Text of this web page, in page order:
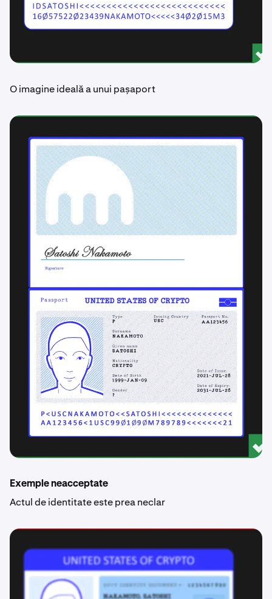
O imagine ideală a unui pașaport
Exemple neacceptate
Actul de identitate este prea neclar